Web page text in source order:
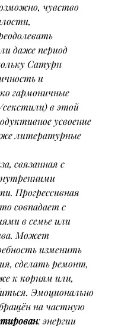
чувство
даже период
Сатурн
и
гармоничные
в этой
усвоение
литературные
связанная с
Прогрессивная
совпадает с
в семье или
Может
изменить
сделать ремонт,
к корням или,
Эмоционально
на частную
: энергии